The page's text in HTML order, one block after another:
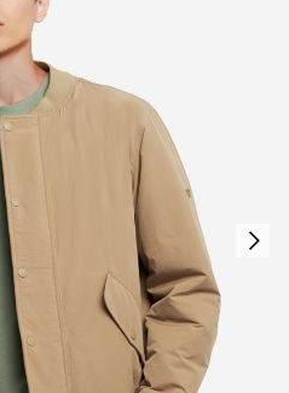
で送料＆返品無料
ービス終了のお知らせ